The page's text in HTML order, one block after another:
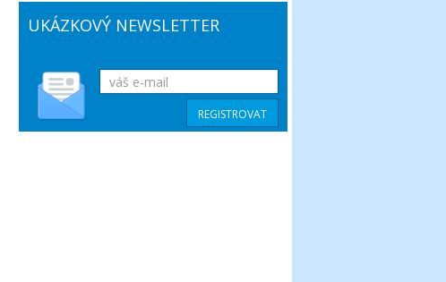
UKÁZKOVÝ NEWSLETTER